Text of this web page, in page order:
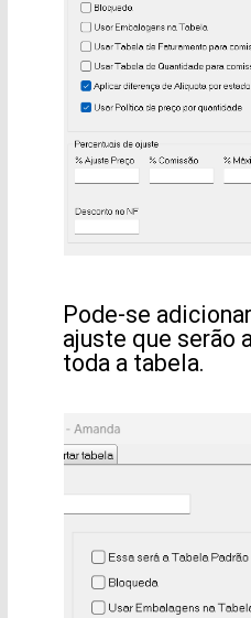
Pode-se
ajuste que serão
toda a tabela.